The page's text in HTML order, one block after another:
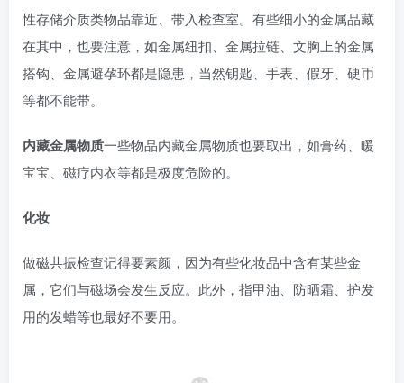
性存储介质类物品靠近、带入检查室。有些细小的金属品藏
在其中，也要注意，如金属纽扣、金属拉链、文胸上的金属
搭钩、金属避孕环都是隐患，当然钥匙、手表、假牙、硬币
等都不能带。
内藏金属物质一些物品内藏金属物质也要取出，如膏药、暖
宝宝、磁疗内衣等都是极度危险的。
化妆
做磁共振检查记得要素颜，因为有些化妆品中含有某些金
属，它们与磁场会发生反应。此外，指甲油、防晒霜、护发
用的发蜡等也最好不要用。